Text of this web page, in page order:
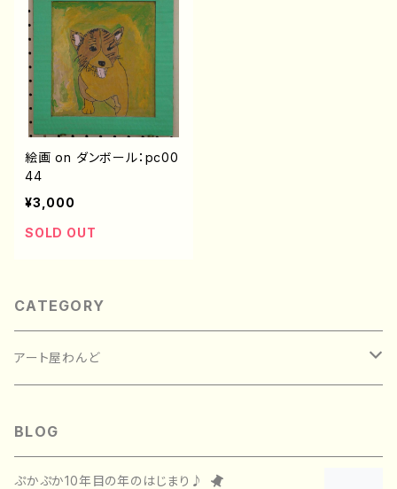
絵画 on ダンボール：pc00
44
¥3,000
SOLD OUT
CATEGORY
アート屋わんど
BLOG
ぷかぷか10年目の年のはじまり♪